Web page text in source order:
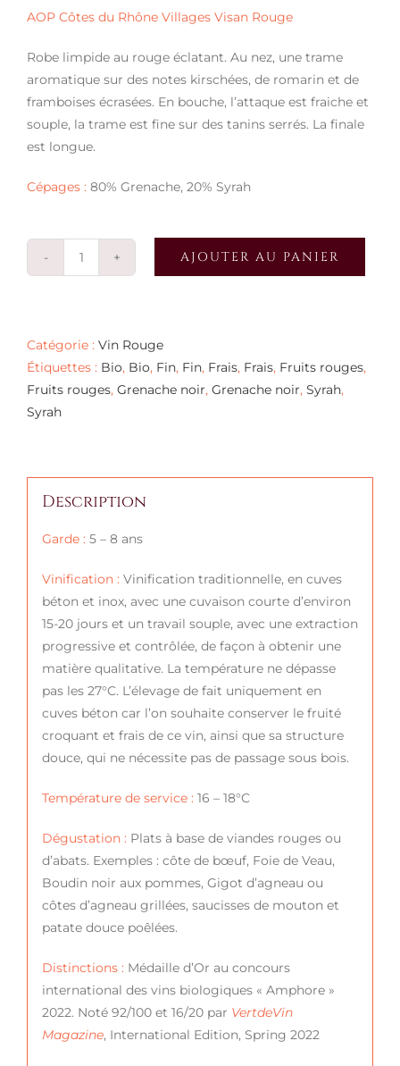
AOP Côtes du Rhône Villages Visan Rouge
Robe limpide au rouge éclatant. Au nez, une trame
aromatique sur des notes kirschées, de romarin et de
framboises écrasées. En bouche, l’attaque est fraiche et
souple, la trame est fine sur des tanins serrés. La finale
est longue.
Cépages : 80% Grenache, 20% Syrah
quantité
AJOUTER AU PANIER
Catégorie : Vin Rouge
Étiquettes : Bio, Bio, Fin, Fin, Frais, Frais, Fruits rouges,
Fruits rouges, Grenache noir, Grenache noir, Syrah,
Syrah
Description
Garde : 5 – 8 ans
Vinification : Vinification traditionnelle, en cuves
béton et inox, avec une cuvaison courte d’environ
15-20 jours et un travail souple, avec une extraction
progressive et contrôlée, de façon à obtenir une
matière qualitative. La température ne dépasse
pas les 27°C. L’élevage de fait uniquement en
cuves béton car l’on souhaite conserver le fruité
croquant et frais de ce vin, ainsi que sa structure
douce, qui ne nécessite pas de passage sous bois.
Température de service : 16 – 18°C
Dégustation : Plats à base de viandes rouges ou
d’abats. Exemples : côte de bœuf, Foie de Veau,
Boudin noir aux pommes, Gigot d’agneau ou
côtes d’agneau grillées, saucisses de mouton et
patate douce poêlées.
Distinctions : Médaille d’Or au concours
international des vins biologiques « Amphore »
2022. Noté 92/100 et 16/20 par VertdeVin
Magazine, International Edition, Spring 2022